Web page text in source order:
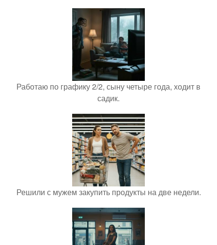
Работаю по графику 2/2, сыну четыре года, ходит в
садик.
Решили с мужем закупить продукты на две недели.